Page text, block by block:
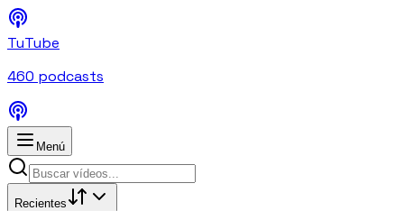
TuTube
460 podcasts
Menú
Recientes